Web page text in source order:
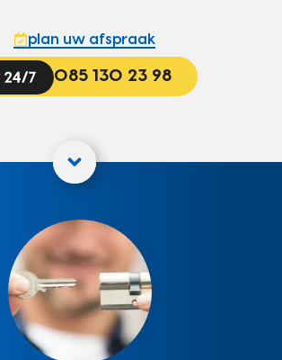
plan uw afspraak
085 130 23 98